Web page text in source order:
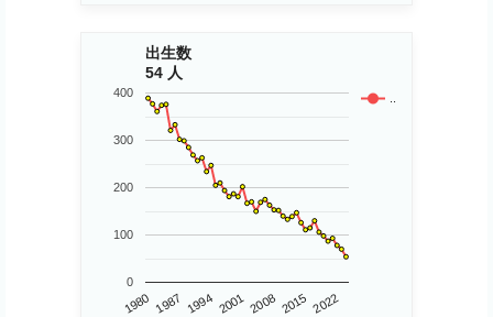
出生数
54 人
..
1980 1987 1994 2001 2008 2015 2022
0
100
200
300
400